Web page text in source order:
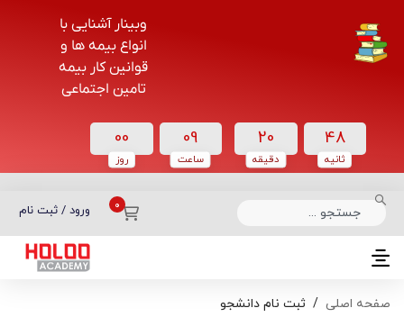
وبینار آشنایی با
انواع بیمه ها و
قوانین کار بیمه
تامین اجتماعی
00
روز
09
ساعت‌
20
دقیقه
48
ثانیه
ورود / ثبت نام
دسته بندی دوره‌ها
صفحه اصلی ثبت نام دانشجو